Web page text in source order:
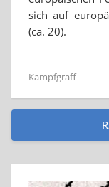
sich auf
(ca. 20).
Kampfgraff